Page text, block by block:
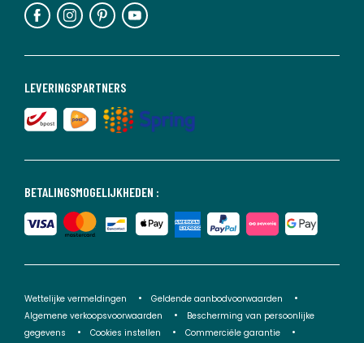
BETALINGSMOGELIJKHEDEN :
LEVERINGSPARTNERS
Wettelijke vermeldingen
Geldende aanbodvoorwaarden
Algemene verkoopsvoorwaarden
Bescherming van persoonlijke
gegevens
Cookies instellen Commerciële garantie